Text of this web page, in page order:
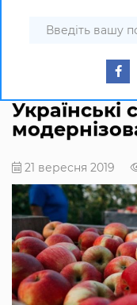
Українські
21 вересня 2019